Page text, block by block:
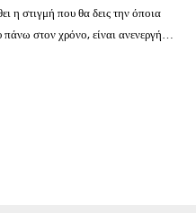
η στιγμή που θα δεις την όποια
στον χρόνο, είναι ανενεργή…